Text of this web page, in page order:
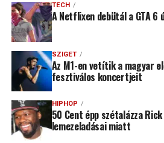
TECH
A Netflixen debütál a GTA 6
SZIGET
Az M1-en vetítik a magyar
fesztiválos koncertjeit
HIPHOP
50 Cent épp szétalázza
lemezeladásai miatt